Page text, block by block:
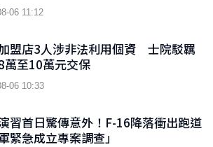
06 11:12
盟店3人涉非法利用個資 士院駁羈
萬至10萬元交保
06 10:33
習首日驚傳意外！F-16降落衝出跑道
緊急成立專案調查」